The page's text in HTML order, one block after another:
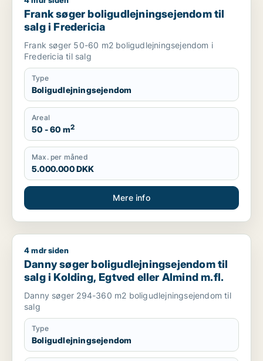
Frank søger boligudlejningsejendom til
salg i Fredericia
Frank søger 50-60 m2 boligudlejningsejendom i
Fredericia til salg
Type
Boligudlejningsejendom
Areal
50 - 60 m2
Max. per måned
5.000.000 DKK
Mere info
Danny søger boligudlejningsejendom til salg i Kolding,
4 mdr siden
Danny søger boligudlejningsejendom til
salg i Kolding, Egtved eller Almind m.fl.
Danny søger 294-360 m2 boligudlejningsejendom til
salg
Type
Boligudlejningsejendom